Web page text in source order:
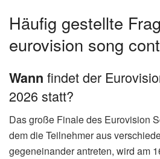
Häufig gestellte
eurovision song
Wann findet der
2026 statt?
Das große Finale des Eurovision
dem die Teilnehmer aus
gegeneinander antreten, wird am